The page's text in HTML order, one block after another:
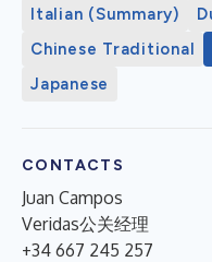
Italian (Summary)
Chinese Traditional
Japanese
CONTACTS
Juan Campos
Veridas公关经理
+34 667 245 257